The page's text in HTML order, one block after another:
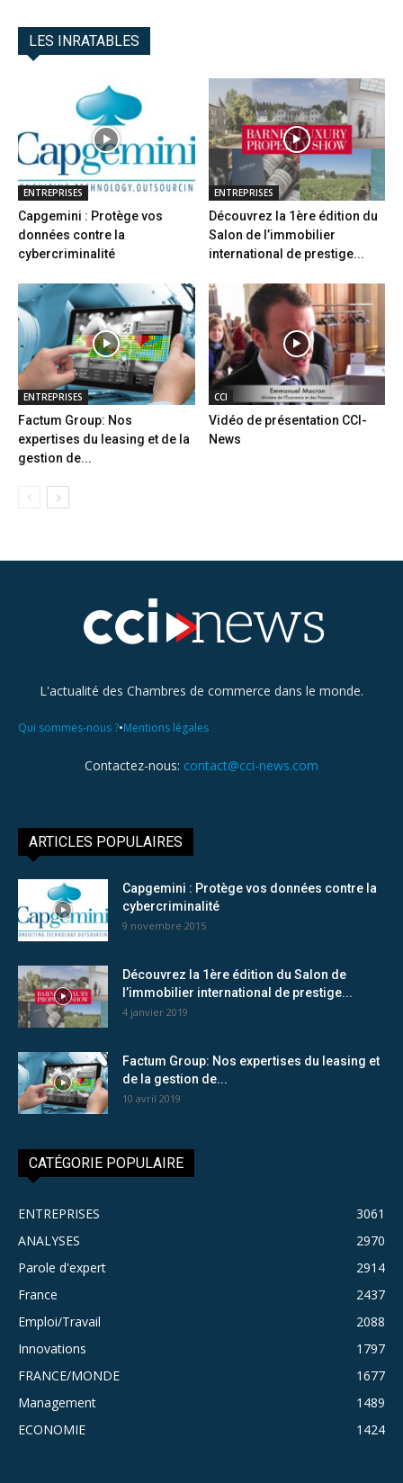
LES INRATABLES
ENTREPRISES
Capgemini : Protège vos
données contre la
cybercriminalité
ENTREPRISES
Découvrez la 1ère édition du
Salon de l’immobilier
international de prestige...
ENTREPRISES
Factum Group: Nos
expertises du leasing et de la
gestion de...
CCI
Vidéo de présentation CCI-
News
L'actualité des Chambres de commerce dans le monde.
Qui sommes-nous ?•Mentions légales
Contactez-nous: contact@cci-news.com
ARTICLES POPULAIRES
Capgemini : Protège vos données contre la
cybercriminalité
9 novembre 2015
Découvrez la 1ère édition du Salon de
l’immobilier international de prestige...
4 janvier 2019
Factum Group: Nos expertises du leasing et
de la gestion de...
10 avril 2019
CATÉGORIE POPULAIRE
ENTREPRISES
3061
ANALYSES
2970
Parole d'expert
2914
France
2437
Emploi/Travail
2088
Innovations
1797
FRANCE/MONDE
1677
Management
1489
ECONOMIE
1424